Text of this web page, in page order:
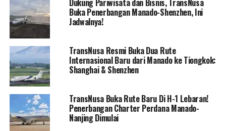
Buka Penerbangan Manado-Shenzhen, Ini
Jadwalnya!
TransNusa Resmi Buka Dua Rute
Internasional Baru dari Manado ke Tiongkok:
Shanghai & Shenzhen
TransNusa Buka Rute Baru Di H-1 Lebaran!
Penerbangan Charter Perdana Manado-
Nanjing Dimulai